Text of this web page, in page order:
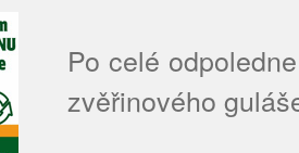
Po celé
zvěřinového